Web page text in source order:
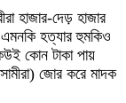
হাজার-দেড় হাজার
হত্যার হুমকিও
কোন টাকা পায়
জোর করে মাদক